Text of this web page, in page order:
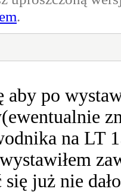
.
aby po
na LT
już nie